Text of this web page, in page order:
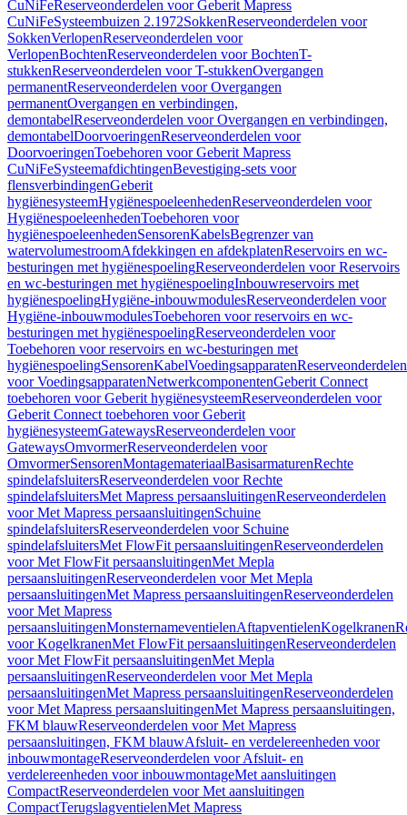
CuNiFeReserveonderdelen voor Geberit Mapress
CuNiFeSysteembuizen 2.1972SokkenReserveonderdelen voor
SokkenVerlopenReserveonderdelen voor
VerlopenBochtenReserveonderdelen voor BochtenT-
stukkenReserveonderdelen voor T-stukkenOvergangen
permanentReserveonderdelen voor Overgangen
permanentOvergangen en verbindingen,
demontabelReserveonderdelen voor Overgangen en verbindingen,
demontabelDoorvoeringenReserveonderdelen voor
DoorvoeringenToebehoren voor Geberit Mapress
CuNiFeSysteemafdichtingenBevestiging-sets voor
flensverbindingenGeberit
hygiënesysteemHygiënespoeleenhedenReserveonderdelen voor
HygiënespoeleenhedenToebehoren voor
hygiënespoeleenhedenSensorenKabelsBegrenzer van
watervolumestroomAfdekkingen en afdekplatenReservoirs en wc-
besturingen met hygiënespoelingReserveonderdelen voor Reservoirs
en wc-besturingen met hygiënespoelingInbouwreservoirs met
hygiënespoelingHygiëne-inbouwmodulesReserveonderdelen voor
Hygiëne-inbouwmodulesToebehoren voor reservoirs en wc-
besturingen met hygiënespoelingReserveonderdelen voor
Toebehoren voor reservoirs en wc-besturingen met
hygiënespoelingSensorenKabelVoedingsapparatenReserveonderdelen
voor VoedingsapparatenNetwerkcomponentenGeberit Connect
toebehoren voor Geberit hygiënesysteemReserveonderdelen voor
Geberit Connect toebehoren voor Geberit
hygiënesysteemGatewaysReserveonderdelen voor
GatewaysOmvormerReserveonderdelen voor
OmvormerSensorenMontagemateriaalBasisarmaturenRechte
spindelafsluitersReserveonderdelen voor Rechte
spindelafsluitersMet Mapress persaansluitingenReserveonderdelen
voor Met Mapress persaansluitingenSchuine
spindelafsluitersReserveonderdelen voor Schuine
spindelafsluitersMet FlowFit persaansluitingenReserveonderdelen
voor Met FlowFit persaansluitingenMet Mepla
persaansluitingenReserveonderdelen voor Met Mepla
persaansluitingenMet Mapress persaansluitingenReserveonderdelen
voor Met Mapress
persaansluitingenMonsternameventielenAftapventielenKogelkranen
voor KogelkranenMet FlowFit persaansluitingenReserveonderdelen
voor Met FlowFit persaansluitingenMet Mepla
persaansluitingenReserveonderdelen voor Met Mepla
persaansluitingenMet Mapress persaansluitingenReserveonderdelen
voor Met Mapress persaansluitingenMet Mapress persaansluitingen,
FKM blauwReserveonderdelen voor Met Mapress
persaansluitingen, FKM blauwAfsluit- en verdelereenheden voor
inbouwmontageReserveonderdelen voor Afsluit- en
verdelereenheden voor inbouwmontageMet aansluitingen
CompactReserveonderdelen voor Met aansluitingen
CompactTerugslagventielenMet Mapress